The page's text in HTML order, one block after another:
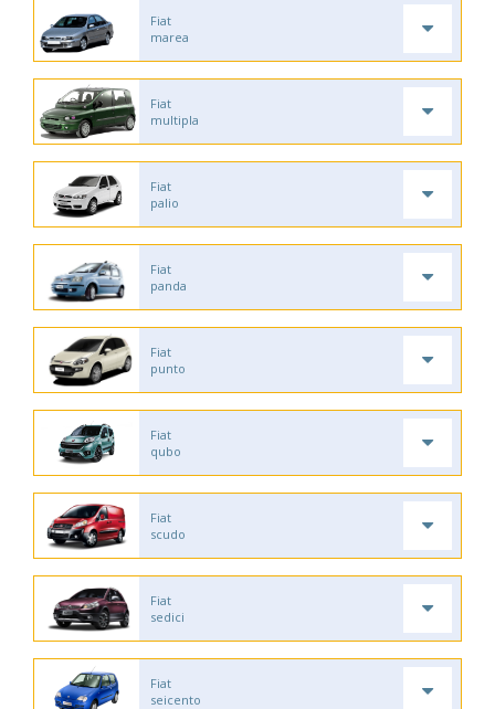
Fiat
marea
Fiat
multipla
Fiat
palio
Fiat
panda
Fiat
punto
Fiat
qubo
Fiat
scudo
Fiat
sedici
Fiat
seicento